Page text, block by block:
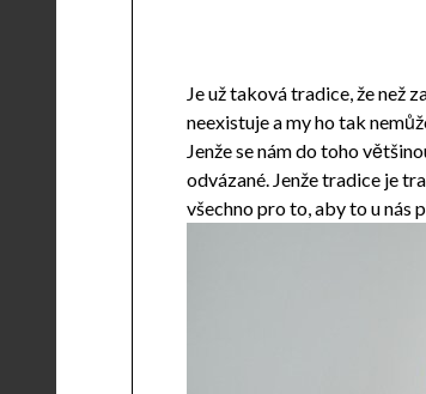
Je už taková tradice, že než
neexistuje a my ho tak
Jenže se nám do toho
odvázané. Jenže tradice je
všechno pro to, aby to u nás